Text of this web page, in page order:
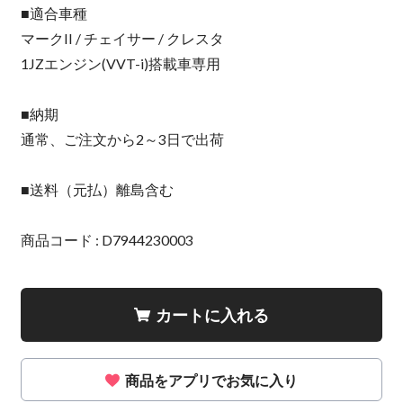
■適合車種
マークII / チェイサー / クレスタ
1JZエンジン(VVT-i)搭載車専用
■納期
通常、ご注文から2～3日で出荷
■送料（元払）離島含む
商品コード : D7944230003
カートに入れる
商品をアプリでお気に入り